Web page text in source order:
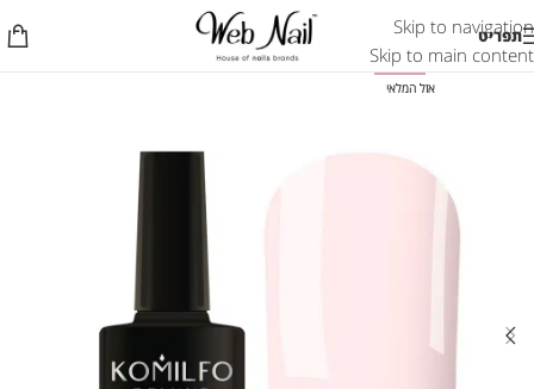
Skip to navigation
Skip to main content
תפריט
-50%
אזל המלאי